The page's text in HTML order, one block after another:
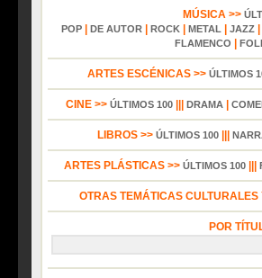
MÚSICA >>
POP| DE AUTOR| ROCK| METAL| JAZZ|
FLAMENCO
ARTES ESCÉNICAS >> ÚLTIMOS
CINE >> ÚLTIMOS 100 DRAMA
LIBROS >> ÚLTIMOS 100
ARTES PLÁSTICAS >> ÚLTIMOS 100
OTRAS TEMÁTICAS CULTURALES
POR